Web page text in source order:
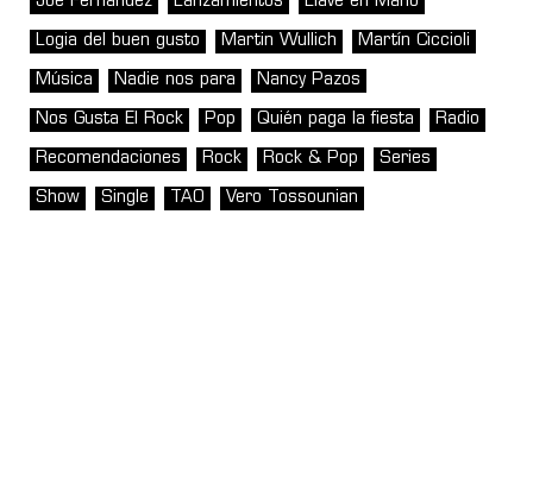
Logia del buen gusto Martin Wullich Martín Ciccioli
Música Nadie nos para Nancy Pazos
Nos Gusta El Rock Pop Quién paga la fiesta Radio
Recomendaciones Rock Rock & Pop Series
Show Single TAO Vero Tossounian